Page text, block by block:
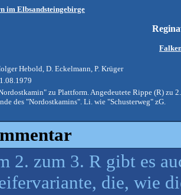
im Elbsandsteingebirge
Hebold, D. Eckelmann, P. Krüger
zu Plattform. Angedeutete Rippe (R) zu
des "Nordostkamins". Li. wie "Schusterweg" zG.
2. zum 3. R gibt es
die, wie